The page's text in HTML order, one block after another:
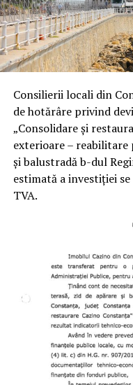
Consilierii locali din
de hotărâre privind
„Consolidare și
exterioare – reabilitare
și balustradă b-dul
estimată a investiției
TVA.